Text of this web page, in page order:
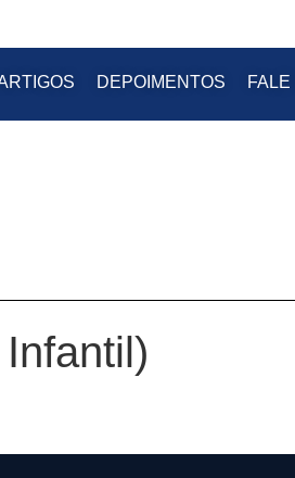
DEPOIMENTOS